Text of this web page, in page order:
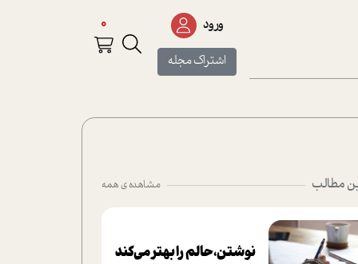
ورود
اشتراک مجله
0
مطالب مشاهده ی همه
نوشتن، حالم را بهتر می‌کند